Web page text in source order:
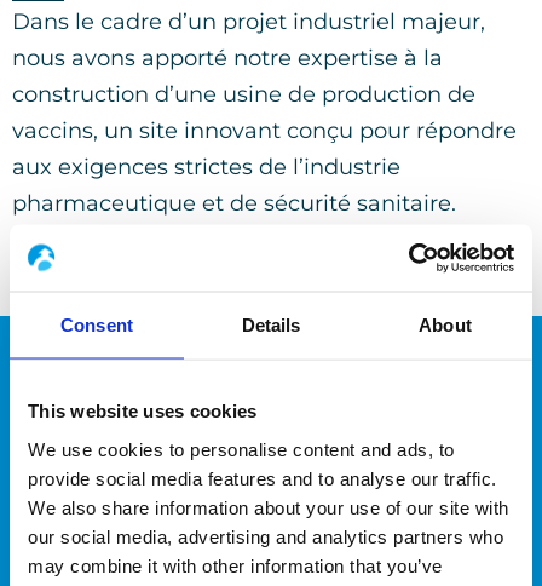
Consent Details About
This website uses cookies
We use cookies to personalise content and ads, to
provide social media features and to analyse our traffic.
We also share information about your use of our site with
our social media, advertising and analytics partners who
may combine it with other information that you’ve
Dans le cadre d’un projet industriel majeur,
nous avons apporté notre expertise à la
construction d’une usine de production de
vaccins, un site innovant conçu pour répondre
aux exigences strictes de l’industrie
pharmaceutique et de sécurité sanitaire.
Travaux neufs –
Développement et
modernisation
Nous avons participé à un ambitieux projet
d’agrandissement et de modernisation d’une
usine agroalimentaire, intégrant la